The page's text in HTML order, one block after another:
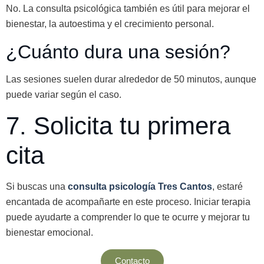
No. La consulta psicológica también es útil para mejorar el
bienestar, la autoestima y el crecimiento personal.
¿Cuánto dura una sesión?
Las sesiones suelen durar alrededor de 50 minutos, aunque
puede variar según el caso.
7. Solicita tu primera
cita
Si buscas una consulta psicología Tres Cantos, estaré
encantada de acompañarte en este proceso. Iniciar terapia
puede ayudarte a comprender lo que te ocurre y mejorar tu
bienestar emocional.
Contacto